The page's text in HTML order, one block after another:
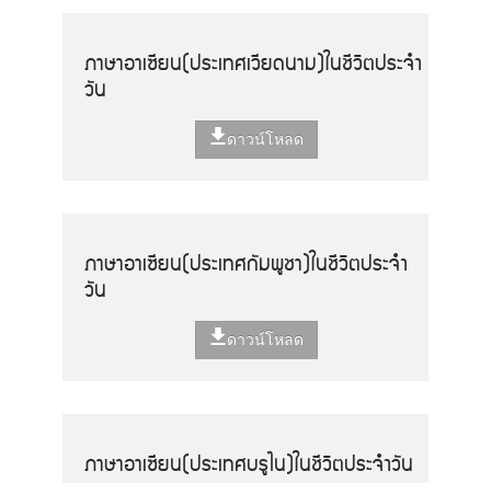
ภาษาอาเซียน(ประเทศเวียดนาม)ในชีวิตประจำ
วัน
ดาวน์โหลด
ภาษาอาเซียน(ประเทศกัมพูชา)ในชีวิตประจำ
วัน
ดาวน์โหลด
ภาษาอาเซียน(ประเทศบรูไน)ในชีวิตประจำวัน